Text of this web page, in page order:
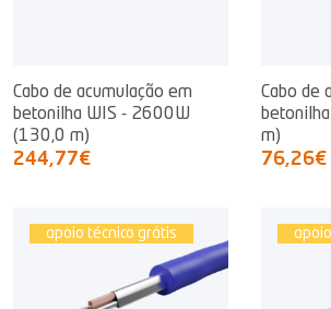
Cabo de acumulação em
betonilha WIS - 2600W
(130,0 m)
244,77€
Cabo de
m)
76,26€
apoio técnico grátis